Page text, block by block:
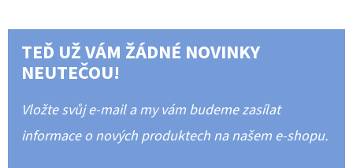
TEĎ UŽ VÁM ŽÁDNÉ NOVINKY
NEUTEČOU!
Vložte svůj e-mail a my vám budeme zasílat
informace o nových produktech na našem e-shopu.